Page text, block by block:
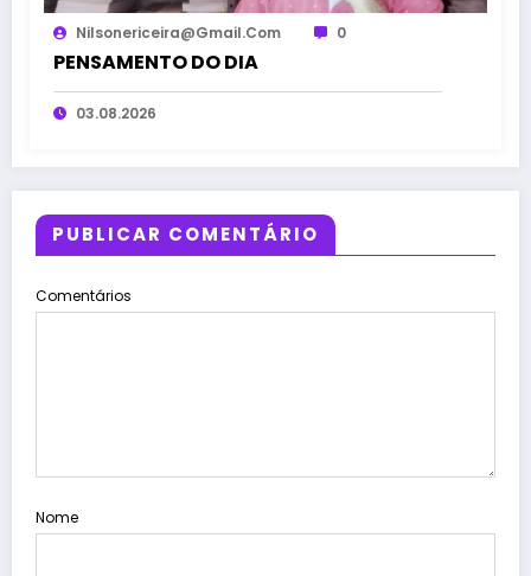
Nilsonericeira@gmail.com 0
PENSAMENTO DO DIA
03.08.2026
PUBLICAR COMENTÁRIO
Comentários
Nome